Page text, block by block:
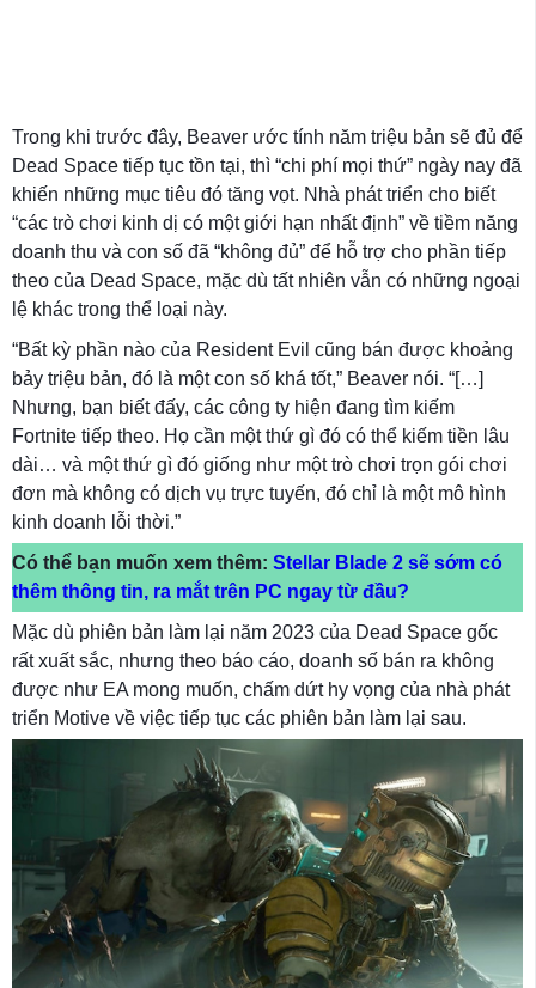
Trong khi trước đây, Beaver ước tính năm triệu bản sẽ đủ để
Dead Space tiếp tục tồn tại, thì “chi phí mọi thứ” ngày nay đã
khiến những mục tiêu đó tăng vọt. Nhà phát triển cho biết
“các trò chơi kinh dị có một giới hạn nhất định” về tiềm năng
doanh thu và con số đã “không đủ” để hỗ trợ cho phần tiếp
theo của Dead Space, mặc dù tất nhiên vẫn có những ngoại
lệ khác trong thể loại này.
“Bất kỳ phần nào của Resident Evil cũng bán được khoảng
bảy triệu bản, đó là một con số khá tốt,” Beaver nói. “[…]
Nhưng, bạn biết đấy, các công ty hiện đang tìm kiếm
Fortnite tiếp theo. Họ cần một thứ gì đó có thể kiếm tiền lâu
dài… và một thứ gì đó giống như một trò chơi trọn gói chơi
đơn mà không có dịch vụ trực tuyến, đó chỉ là một mô hình
kinh doanh lỗi thời.”
Có thể bạn muốn xem thêm: Stellar Blade 2 sẽ sớm có
thêm thông tin, ra mắt trên PC ngay từ đầu?
Mặc dù phiên bản làm lại năm 2023 của Dead Space gốc
rất xuất sắc, nhưng theo báo cáo, doanh số bán ra không
được như EA mong muốn, chấm dứt hy vọng của nhà phát
triển Motive về việc tiếp tục các phiên bản làm lại sau.